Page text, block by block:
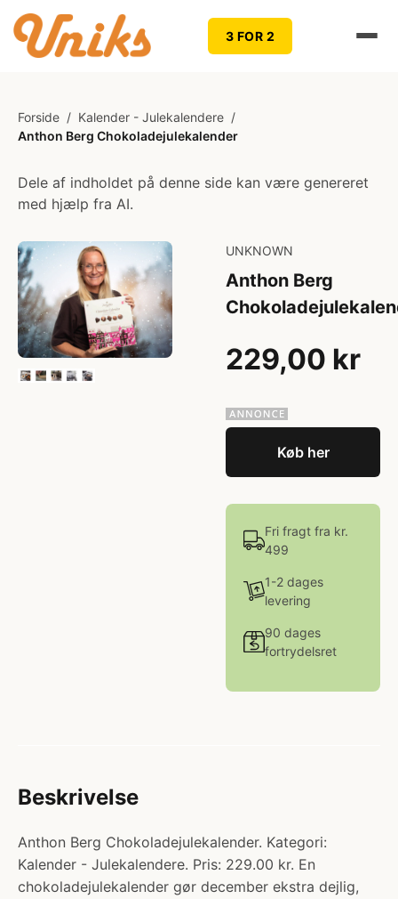
3 FOR 2
Forside / Kalender - Julekalendere /
Anthon Berg Chokoladejulekalender
Dele af indholdet på denne side kan være genereret
med hjælp fra AI.
UNKNOWN
Anthon Berg
229,00 kr
Køb her
Fri fragt fra kr.
499
1-2 dages
levering
90 dages
fortrydelsret
Beskrivelse
Anthon Berg Chokoladejulekalender. Kategori:
Kalender - Julekalendere. Pris: 229.00 kr. En
chokoladejulekalender gør december ekstra dejlig,